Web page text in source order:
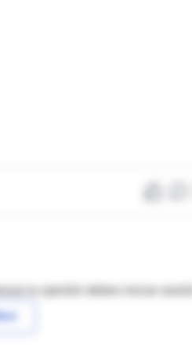
tu opinión debes iniciar sesión